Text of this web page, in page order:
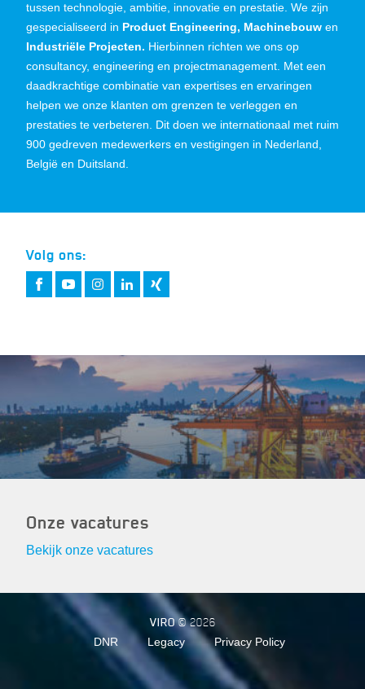
tussen technologie, ambitie, innovatie en prestatie. We zijn
gespecialiseerd in Product Engineering, Machinebouw en
Industriële Projecten. Hierbinnen richten we ons op
consultancy, engineering en projectmanagement. Met een
daadkrachtige combinatie van expertises en ervaringen
helpen we onze klanten om grenzen te verleggen en
prestaties te verbeteren. Dit doen we internationaal met ruim
900 gedreven medewerkers en vestigingen in Nederland,
België en Duitsland.
Volg ons:
Onze vacatures
Bekijk onze vacatures
VIRO© 2026
DNR
Legacy Privacy Policy